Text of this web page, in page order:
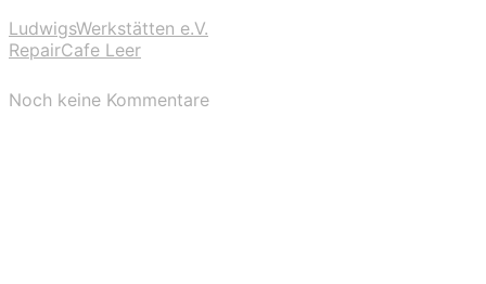
LudwigsWerkstätten e.V.
RepairCafe Leer
Noch keine Kommentare